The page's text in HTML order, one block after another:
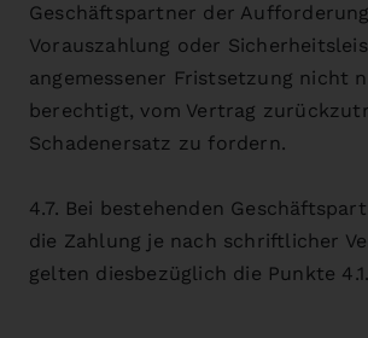
Geschäftspartner der
Vorauszahlung oder
angemessener Fristsetzung nicht
berechtigt, vom Vertrag
Schadenersatz zu fordern.
4.7. Bei bestehenden
die Zahlung je nach schriftlicher
gelten diesbezüglich die Punkte